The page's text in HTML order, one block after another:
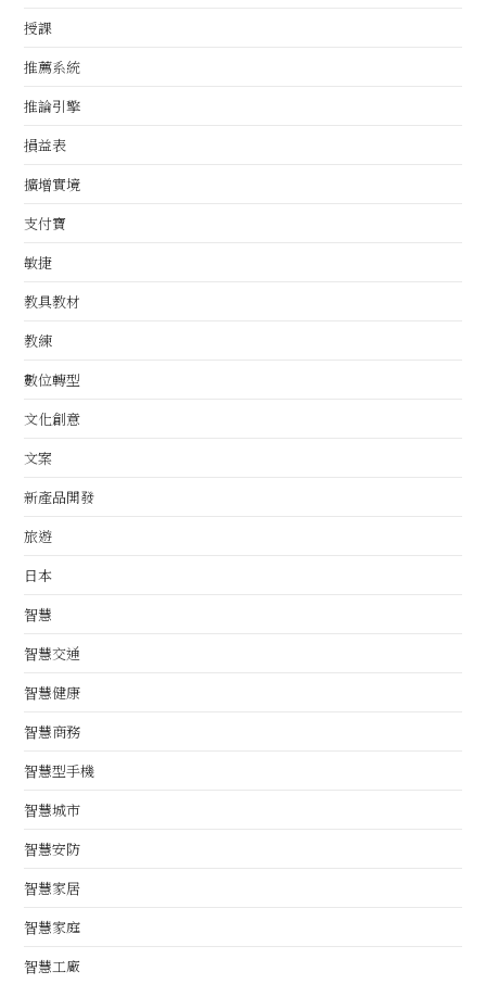
授課
推薦系統
推論引擎
損益表
擴增實境
支付寶
敏捷
教具教材
教練
數位轉型
文化創意
文案
新產品開發
旅遊
日本
智慧
智慧交通
智慧健康
智慧商務
智慧型手機
智慧城市
智慧安防
智慧家居
智慧家庭
智慧工廠